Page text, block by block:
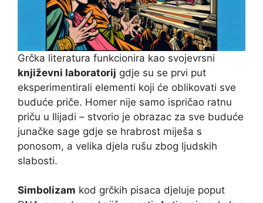
Grčka literatura funkcionira kao svojevrsni
književni laboratorij gdje su se prvi put
eksperimentirali elementi koji će oblikovati sve
buduće priče. Homer nije samo ispričao ratnu
priču u Ilijadi – stvorio je obrazac za sve buduće
junačke sage gdje se hrabrost miješa s
ponosom, a velika djela rušu zbog ljudskih
slabosti.
Simbolizam kod grčkih pisaca djeluje poput